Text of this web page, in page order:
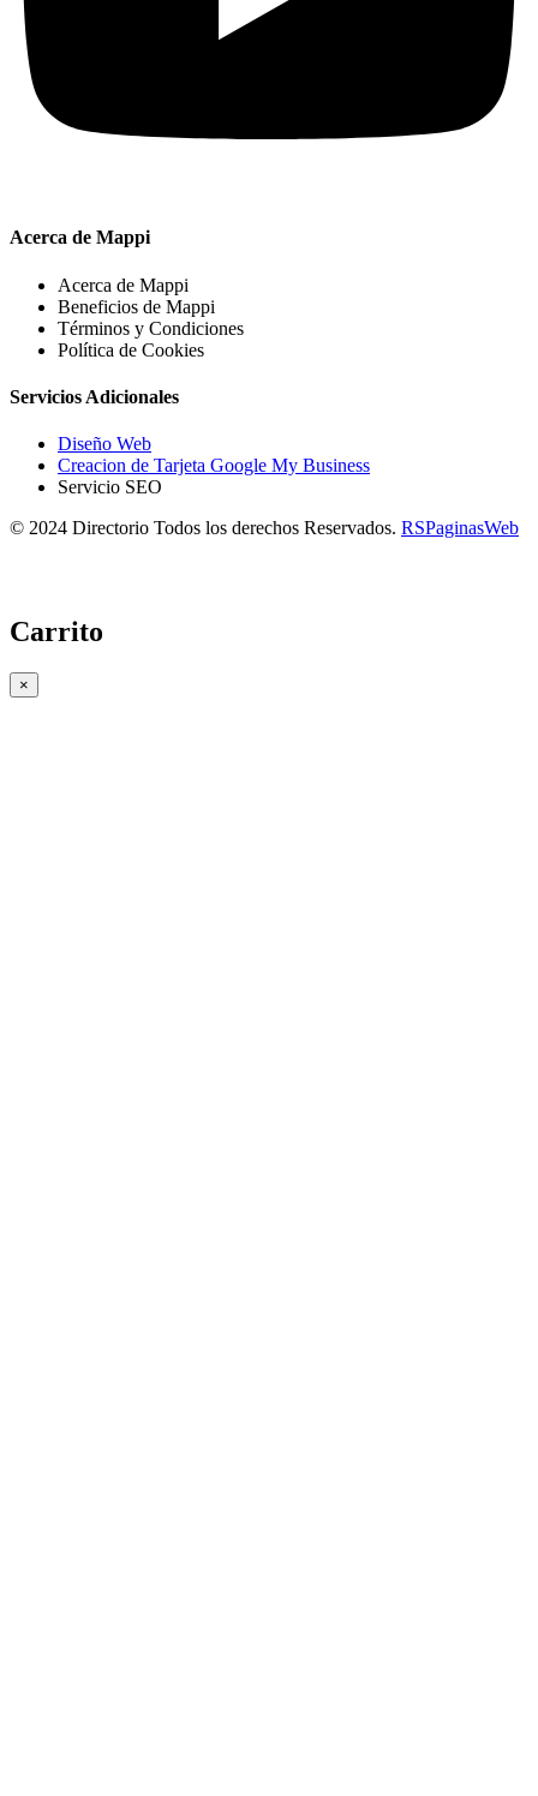
Acerca de Mappi
Acerca de Mappi
Beneficios de Mappi
Términos y Condiciones
Política de Cookies
Servicios Adicionales
Diseño Web
Creacion de Tarjeta Google My Business
Servicio SEO
© 2024 Directorio Todos los derechos Reservados. RSPaginasWeb
Carrito
×